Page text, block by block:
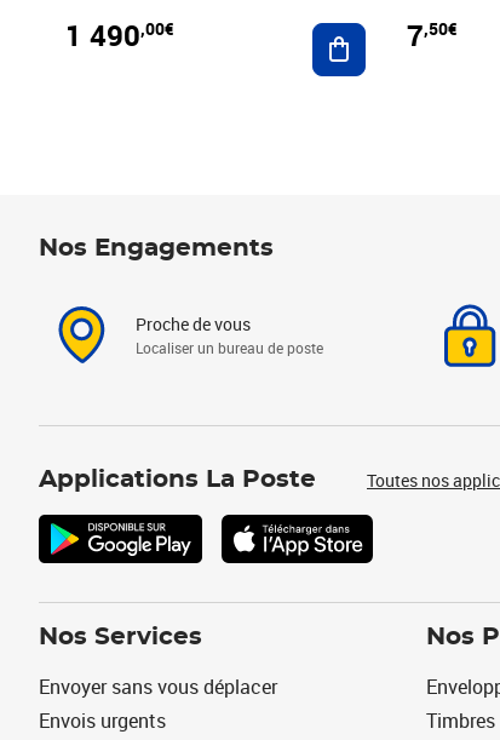
1 490,00€ Ajouter au panier
7,50€
Nos Engagements
Proche de vous
Localiser un bureau de poste
Applications La Poste Toutes nos
Nos Services
Envoyer sans vous déplacer
Envois urgents
Nos
Timbres